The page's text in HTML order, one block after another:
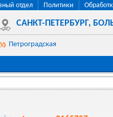
отдел Политики
САНКТ-ПЕТЕРБУРГ,
Петроградская